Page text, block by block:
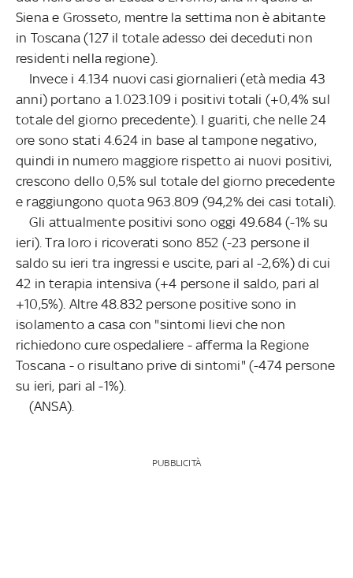
Siena e Grosseto, mentre la settima non è abitante
in Toscana (127 il totale adesso dei deceduti non
residenti nella regione).
Invece i 4.134 nuovi casi giornalieri (età media 43
anni) portano a 1.023.109 i positivi totali (+0,4% sul
totale del giorno precedente). I guariti, che nelle 24
ore sono stati 4.624 in base al tampone negativo,
quindi in numero maggiore rispetto ai nuovi positivi,
crescono dello 0,5% sul totale del giorno precedente
e raggiungono quota 963.809 (94,2% dei casi totali).
Gli attualmente positivi sono oggi 49.684 (-1% su
ieri). Tra loro i ricoverati sono 852 (-23 persone il
saldo su ieri tra ingressi e uscite, pari al -2,6%) di cui
42 in terapia intensiva (+4 persone il saldo, pari al
+10,5%). Altre 48.832 persone positive sono in
isolamento a casa con "sintomi lievi che non
richiedono cure ospedaliere - afferma la Regione
Toscana - o risultano prive di sintomi" (-474 persone
su ieri, pari al -1%).
(ANSA).
PUBBLICITÀ